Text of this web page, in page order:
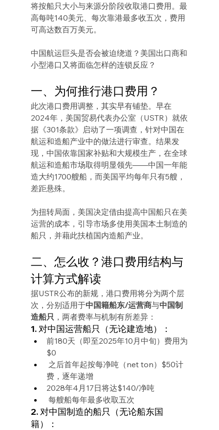
将按船只大小与来源分阶段收取港口费用。最
高每吨140美元、每次靠港最多收五次，费用
可高达数百万美元。
中国航运巨头是否会被迫绕道？美国出口商和
小型港口又将面临怎样的连锁反应？
一、为何推行港口费用？
此次港口费用调整，其实早有铺垫。早在
2024年，美国贸易代表办公室（USTR）就依
据《301条款》启动了一项调查，针对中国在
航运和造船产业中的做法进行审查。结果发
现，中国依靠国家补贴和大规模生产，在全球
航运和造船市场取得明显领先——中国一年能
造大约1700艘船，而美国平均每年只有5艘，
差距悬殊。
为扭转局面，美国决定借由提高中国船只在美
运营的成本，引导市场多使用美国本土制造的
船只，并藉此扶植国内造船产业。
二、怎么收？港口费用结构与
计算方式解读
据USTR公布的新规，港口费用将分为两个层
次，分别适用于中国籍船东/运营商与中国制
造船只 ，两者费率与机制有所差异：
1. 对中国运营船只（无论建造地）：
前180天（即至2025年10月中旬）费用为
$0
之后首年起按每净吨（net ton）$50计
费，逐年递增
2028年4月17日将达$140/净吨
每艘船每年最多收取五次
2. 对中国制造的船只（无论船东国
籍）：